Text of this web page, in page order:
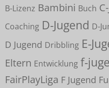
B-Lizenz Bambini Buch
Coaching D-Jugend D-
D Jugend Dribbling E-
Eltern Entwicklung f-
FairPlayLiga F Jugend